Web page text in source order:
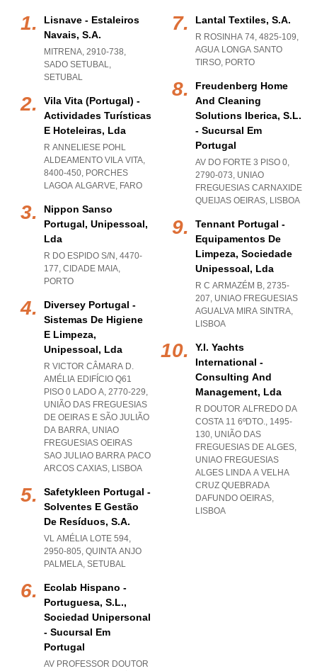
Lisnave - Estaleiros
Navais, S.a.
MITRENA, 2910-738,
SADO SETUBAL,
SETUBAL
Vila Vita (portugal) -
Actividades Turísticas
E Hoteleiras, Lda
R ANNELIESE POHL
ALDEAMENTO VILA VITA,
8400-450, PORCHES
LAGOA ALGARVE, FARO
Nippon Sanso
Portugal, Unipessoal,
Lda
R DO ESPIDO S/N, 4470-
177, CIDADE MAIA,
PORTO
Diversey Portugal -
Sistemas De Higiene
E Limpeza,
Unipessoal, Lda
R VICTOR CÂMARA D.
AMÉLIA EDIFÍCIO Q61
PISO 0 LADO A, 2770-229,
UNIÃO DAS FREGUESIAS
DE OEIRAS E SÃO JULIÃO
DA BARRA, UNIAO
FREGUESIAS OEIRAS
SAO JULIAO BARRA PACO
ARCOS CAXIAS, LISBOA
Safetykleen Portugal -
Solventes E Gestão
De Resíduos, S.a.
VL AMÉLIA LOTE 594,
2950-805, QUINTA ANJO
PALMELA, SETUBAL
Ecolab Hispano -
Portuguesa, S.l.,
Sociedad Unipersonal
- Sucursal Em
Portugal
AV PROFESSOR DOUTOR
Lantal Textiles, S.a.
R ROSINHA 74, 4825-109,
AGUA LONGA SANTO
TIRSO, PORTO
Freudenberg Home
And Cleaning
Solutions Iberica, S.l.
- Sucursal Em
Portugal
AV DO FORTE 3 PISO 0,
2790-073, UNIAO
FREGUESIAS CARNAXIDE
QUEIJAS OEIRAS, LISBOA
Tennant Portugal -
Equipamentos De
Limpeza, Sociedade
Unipessoal, Lda
R C ARMAZÉM B, 2735-
207, UNIAO FREGUESIAS
AGUALVA MIRA SINTRA,
LISBOA
Y.i. Yachts
International -
Consulting And
Management, Lda
R DOUTOR ALFREDO DA
COSTA 11 6ºDTO., 1495-
130, UNIÃO DAS
FREGUESIAS DE ALGES,
UNIAO FREGUESIAS
ALGES LINDA A VELHA
CRUZ QUEBRADA
DAFUNDO OEIRAS,
LISBOA